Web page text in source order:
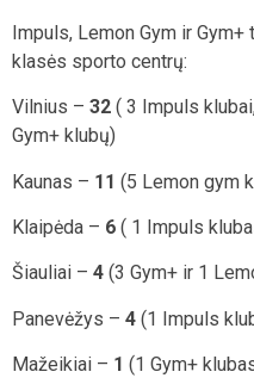
Impuls, Lemon Gym ir
klasės sporto centrų:
Vilnius – 32 ( 3 Impuls
Gym+ klubų)
Kaunas – 11 (5 Lemon gym
Klaipėda – 6 ( 1 Impuls
Šiauliai – 4 (3 Gym+ ir 1
Panevėžys – 4 (1 Impuls
Mažeikiai – 1 (1 Gym+